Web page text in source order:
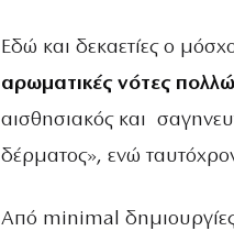
Εδώ και δεκαετίες ο
αρωματικές νότες
αισθησιακός και
δέρματος», ενώ
Από minimal